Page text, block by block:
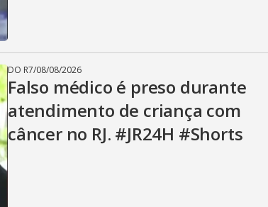
DO R7/08/08/2026
Falso médico é preso durante
atendimento de criança com
câncer no RJ. #JR24H #Shorts